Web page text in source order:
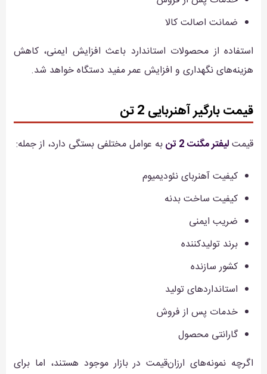
ضمانت اصالت کالا
استفاده از محصولات استاندارد باعث افزایش ایمنی، کاهش
هزینه‌های نگهداری و افزایش عمر مفید دستگاه خواهد شد.
قیمت بارگیر آهنربایی 2 تن
قیمتلیفتر مگنت 2 تن به عوامل مختلفی بستگی دارد، از جمله:
کیفیت آهنربای نئودیمیوم
کیفیت ساخت بدنه
ضریب ایمنی
برند تولیدکننده
کشور سازنده
استانداردهای تولید
خدمات پس از فروش
گارانتی محصول
اگرچه نمونه‌های ارزان‌قیمت در بازار موجود هستند، اما برای